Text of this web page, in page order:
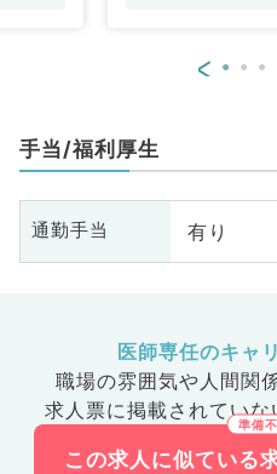
<
手当/福利厚生
通勤手当 有り
医師専任のキャ
職場の雰囲気や人間関係
求人票に掲載されていな
この求人に似ている